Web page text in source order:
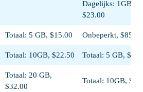
Dagelijks: 1GB,
$23.00
Totaal: 5 GB, $15.00 Onbeperkt, $85.00
Totaal: 10GB, $22.50 Totaal: 5 GB,
Totaal: 20 GB,
$32.00
Totaal: 10GB,